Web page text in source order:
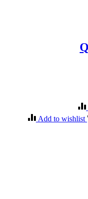
Add to wishlist